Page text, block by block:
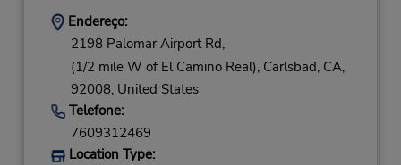
Endereço:
2198 Palomar Airport Rd,
(1/2 mile W of El Camino Real), Carlsbad, CA,
92008, United States
Telefone:
7609312469
Location Type: